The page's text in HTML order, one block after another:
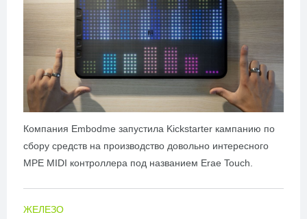
Компания Embodme запустила Kickstarter кампанию по
сбору средств на производство довольно интересного
MPE MIDI контроллера под названием Erae Touch.
ЖЕЛЕЗО